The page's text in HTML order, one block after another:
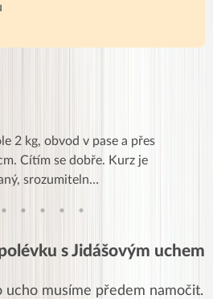
2 kg, obvod v pase a přes
Cítím se dobře. Kurz je
srozumiteln…
s Jidášovým uchem
ucho musíme předem namočit.